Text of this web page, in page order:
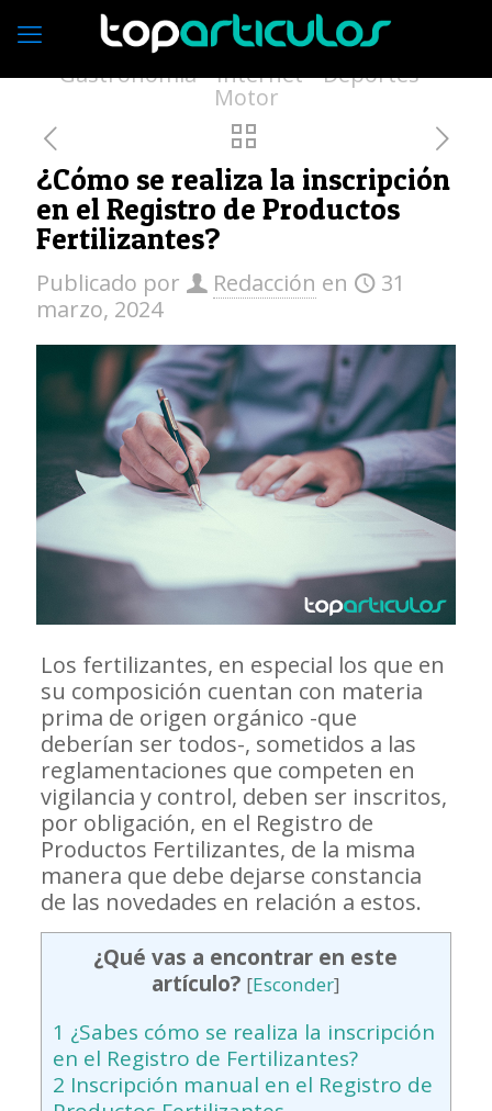
Economía Empresas Vivienda
Moda Turismo Medio ambiente
Gastronomía Internet Deportes
Motor
¿Cómo se realiza la inscripción
en el Registro de Productos
Fertilizantes?
Publicado por Redacción en
31
marzo, 2024
Los fertilizantes, en especial los que en
su composición cuentan con materia
prima de origen orgánico -que
deberían ser todos-, sometidos a las
reglamentaciones que competen en
vigilancia y control, deben ser inscritos,
por obligación, en el Registro de
Productos Fertilizantes, de la misma
manera que debe dejarse constancia
de las novedades en relación a estos.
¿Qué vas a encontrar en este
artículo? [Esconder]
1 ¿Sabes cómo se realiza la inscripción
en el Registro de Fertilizantes?
2 Inscripción manual en el Registro de